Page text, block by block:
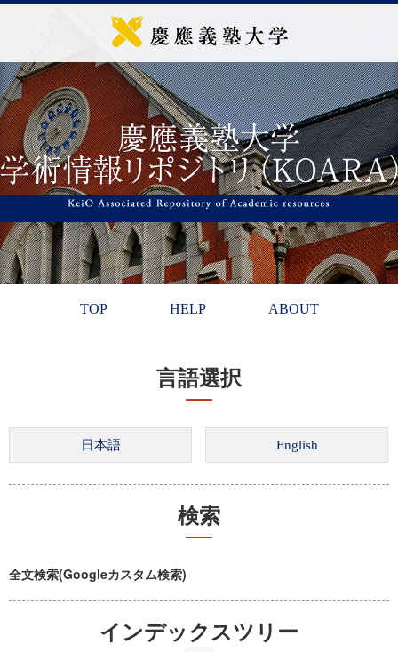
TOP HELP ABOUT
言語選択
検索
全文検索(Googleカスタム検索)
インデックスツリー